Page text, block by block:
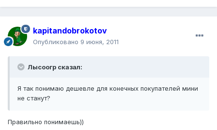
kapitandobrokotov
Опубликовано 9 июня, 2011
Лысоогр сказал:
Я так понимаю дешевле для конечных покупателей мини
не станут?
Правильно понимаешь))